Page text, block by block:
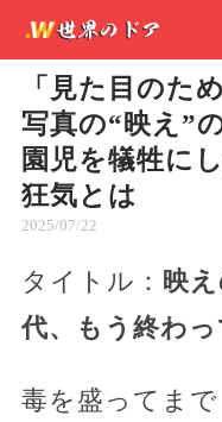
「見た目のた
写真の“映え”
園児を犠牲に
狂気とは
2025/07/22
タイトル： 映
代、もう終わ
毒を盛ってま